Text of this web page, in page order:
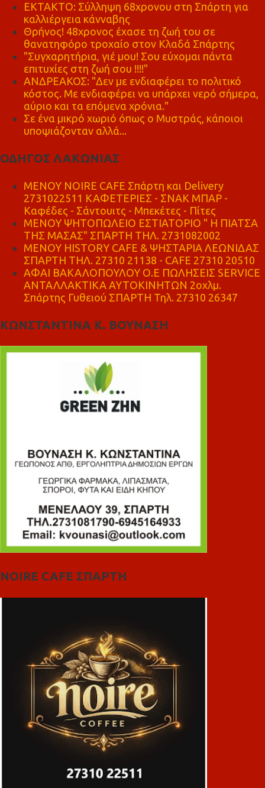
ΕΚΤΑΚΤΟ: Σύλληψη 68χρονου στη Σπάρτη για
καλλιέργεια κάνναβης
Θρήνος! 48χρονος έχασε τη ζωή του σε
θανατηφόρο τροχαίο στον Κλαδά Σπάρτης
"Συγχαρητήρια, γιέ μου! Σου εύχομαι πάντα
επιτυχίες στη ζωή σου !!!!"
ΑΝΔΡΕΑΚΟΣ: "Δεν με ενδιαφέρει το πολιτικό
κόστος. Με ενδιαφέρει να υπάρχει νερό σήμερα,
αύριο και τα επόμενα χρόνια."
Σε ένα μικρό χωριό όπως ο Μυστράς, κάποιοι
υποψιάζονταν αλλά...
ΟΔΗΓΟΣ ΛΑΚΩΝΙΑΣ
MENOY NOIRE CAFE Σπάρτη και Delivery
2731022511 ΚΑΦΕΤΕΡΙΕΣ - ΣΝΑΚ ΜΠΑΡ -
Καφέδες - Σάντουιτς - Μπεκέτες - Πίτες
ΜΕΝΟΥ ΨΗΤΟΠΩΛΕΙΟ ΕΣΤΙΑΤΟΡΙΟ " Η ΠΙΑΤΣΑ
ΤΗΣ ΜΑΣΑΣ" ΣΠΑΡΤΗ ΤΗΛ. 2731082002
ΜΕΝΟΥ HISTORY CAFE & ΨΗΣΤΑΡΙΑ ΛΕΩΝΙΔΑΣ
ΣΠΑΡΤΗ ΤΗΛ. 27310 21138 - CAFE 27310 20510
ΑΦΑΙ ΒΑΚΑΛΟΠΟΥΛΟΥ Ο.Ε ΠΩΛΗΣΕΙΣ SERVICE
ΑΝΤΑΛΛΑΚΤΙΚΑ ΑΥΤΟΚΙΝΗΤΩΝ 2οχλμ.
Σπάρτης Γυθειού ΣΠΑΡΤΗ Τηλ. 27310 26347
ΚΩΝΣΤΑΝΤΙΝΑ Κ. ΒΟΥΝΑΣΗ
NOIRE CAFE ΣΠΑΡΤΗ